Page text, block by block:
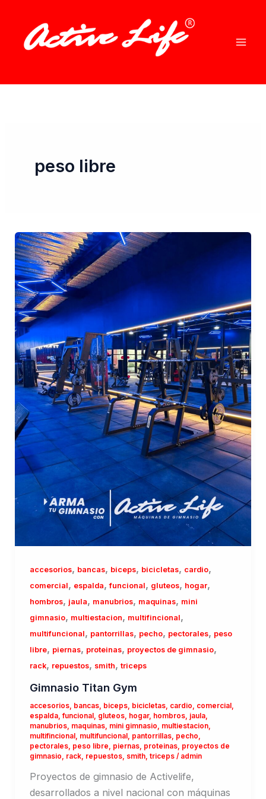
contenido
peso libre
accesorios, bancas, biceps, bicicletas, cardio,
comercial, espalda,funcional, gluteos, hogar,
hombros, jaula, manubrios, maquinas, mini
gimnasio, multiestacion, multifincional,
multifuncional, pantorrillas, pecho, pectorales, peso
libre, piernas, proteinas, proyectos de gimnasio,
rack, repuestos, smith, triceps
Gimnasio Titan Gym
accesorios, bancas, biceps, bicicletas, cardio, comercial ,
espalda,funcional , gluteos, hogar, hombros, jaula,
manubrios, maquinas, mini gimnasio, multiestacion,
multifincional , multifuncional , pantorrillas, pecho,
pectorales, peso libre, piernas, proteinas, proyectos de
gimnasio, rack, repuestos, smith, triceps/ admin
Proyectos de gimnasio de Activelife,
desarrollados a nivel nacional con máquinas